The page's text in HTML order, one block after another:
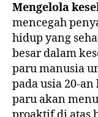
Mengelola
mencegah
hidup yang
besar dalam
paru manusia
pada usia 20-
paru akan